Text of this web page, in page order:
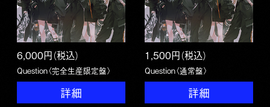
6,000円（税込）
Question〈完全生産限定盤〉
詳細
1,500円（税込）
Question〈通常盤〉
詳細